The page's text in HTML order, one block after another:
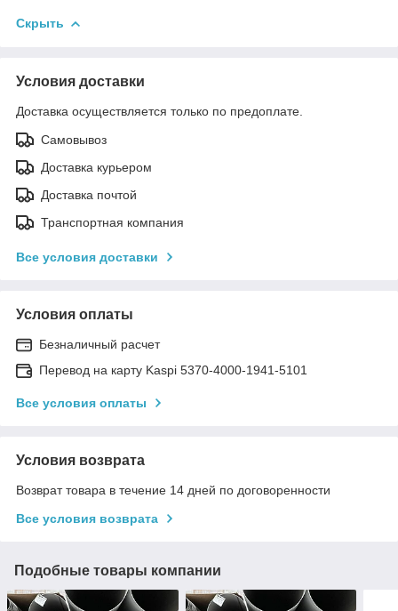
Скрыть
Условия доставки
Доставка осуществляется только по предоплате.
Самовывоз
Доставка курьером
Доставка почтой
Транспортная компания
Все условия доставки
Условия оплаты
Безналичный расчет
Перевод на карту Kaspi 5370-4000-1941-5101
Все условия оплаты
Условия возврата
Возврат товара в течение 14 дней по договоренности
Все условия возврата
Подобные товары компании